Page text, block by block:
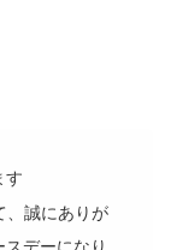
す
、誠にありが